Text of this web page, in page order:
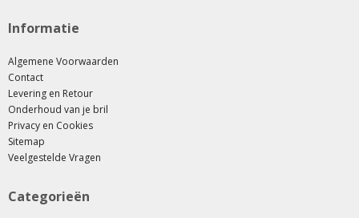
Informatie
Algemene Voorwaarden
Contact
Levering en Retour
Onderhoud van je bril
Privacy en Cookies
Sitemap
Veelgestelde Vragen
Categorieën